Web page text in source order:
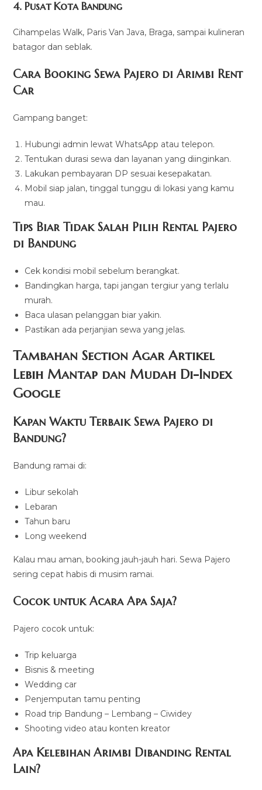
4. Pusat Kota Bandung
Cihampelas Walk, Paris Van Java, Braga, sampai kulineran
batagor dan seblak.
Cara Booking Sewa Pajero di Arimbi Rent
Car
Gampang banget:
Hubungi admin lewat WhatsApp atau telepon.
Tentukan durasi sewa dan layanan yang diinginkan.
Lakukan pembayaran DP sesuai kesepakatan.
Mobil siap jalan, tinggal tunggu di lokasi yang kamu
mau.
Tips Biar Tidak Salah Pilih Rental Pajero
di Bandung
Cek kondisi mobil sebelum berangkat.
Bandingkan harga, tapi jangan tergiur yang terlalu
murah.
Baca ulasan pelanggan biar yakin.
Pastikan ada perjanjian sewa yang jelas.
Tambahan Section Agar Artikel
Lebih Mantap dan Mudah Di-Index
Google
Kapan Waktu Terbaik Sewa Pajero di
Bandung?
Bandung ramai di:
Libur sekolah
Lebaran
Tahun baru
Long weekend
Kalau mau aman, booking jauh-jauh hari. Sewa Pajero
sering cepat habis di musim ramai.
Cocok untuk Acara Apa Saja?
Pajero cocok untuk:
Trip keluarga
Bisnis & meeting
Wedding car
Penjemputan tamu penting
Road trip Bandung – Lembang – Ciwidey
Shooting video atau konten kreator
Apa Kelebihan Arimbi Dibanding Rental
Lain?